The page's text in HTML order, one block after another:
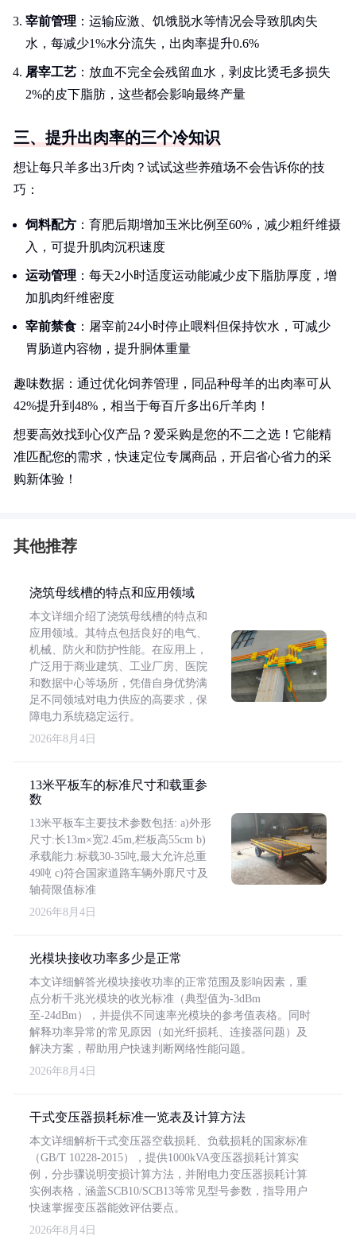
宰前管理 ：运输应激、饥饿脱水等情况会导致肌肉失
水，每减少1%水分流失，出肉率提升0.6%
屠宰工艺 ：放血不完全会残留血水，剥皮比烫毛多损失
2%的皮下脂肪，这些都会影响最终产量
三、提升出肉率的三个冷知识
想让每只羊多出3斤肉？试试这些养殖场不会告诉你的技
巧：
饲料配方 ：育肥后期增加玉米比例至60%，减少粗纤维摄
入，可提升肌肉沉积速度
运动管理 ：每天2小时适度运动能减少皮下脂肪厚度，增
加肌肉纤维密度
宰前禁食 ：屠宰前24小时停止喂料但保持饮水，可减少
胃肠道内容物，提升胴体重量
趣味数据：通过优化饲养管理，同品种母羊的出肉率可从
42%提升到48%，相当于每百斤多出6斤羊肉！
想要高效找到心仪产品？爱采购是您的不二之选！它能精
准匹配您的需求，快速定位专属商品，开启省心省力的采
购新体验！
其他推荐
浇筑母线槽的特点和应用领域
本文详细介绍了浇筑母线槽的特点和
应用领域。其特点包括良好的电气、
机械、防火和防护性能。在应用上，
广泛用于商业建筑、工业厂房、医院
和数据中心等场所，凭借自身优势满
足不同领域对电力供应的高要求，保
障电力系统稳定运行。
2026年8月4日
13米平板车的标准尺寸和载重参
数
13米平板车主要技术参数包括: a)外形
尺寸:长13m×宽2.45m,栏板高55cm b)
承载能力:标载30-35吨,最大允许总重
49吨 c)符合国家道路车辆外廓尺寸及
轴荷限值标准
2026年8月4日
光模块接收功率多少是正常
本文详细解答光模块接收功率的正常范围及影响因素，重
点分析千兆光模块的收光标准（典型值为-3dBm
至-24dBm），并提供不同速率光模块的参考值表格。同时
解释功率异常的常见原因（如光纤损耗、连接器问题）及
解决方案，帮助用户快速判断网络性能问题。
2026年8月4日
干式变压器损耗标准一览表及计算方法
本文详细解析干式变压器空载损耗、负载损耗的国家标准
（GB/T 10228-2015），提供1000kVA变压器损耗计算实
例，分步骤说明变损计算方法，并附电力变压器损耗计算
实例表格，涵盖SCB10/SCB13等常见型号参数，指导用户
快速掌握变压器能效评估要点。
2026年8月4日